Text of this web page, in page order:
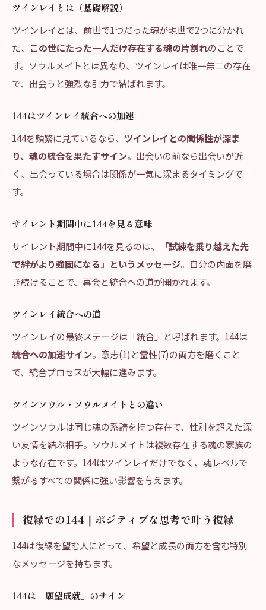
ツインレイとは（基礎解説）
ツインレイとは、前世で1つだった魂が現世で2つに分かれ
た、 この世にたった一人だけ存在する魂の片割れのことで
す。ソウルメイトとは異なり、ツインレイは唯一無二の存在
で、出会うと強烈な引力で結ばれます。
144はツインレイ統合への加速
144を頻繁に見ているなら、 ツインレイとの関係性が深ま
り、魂の統合を果たすサイン。出会いの前なら出会いが近
く、出会っている場合は関係が一気に深まるタイミングで
す。
サイレント期間中に144を見る意味
サイレント期間中に144を見るのは、
「試練を乗り越えた先
で絆がより強固になる」というメッセージ。自分の内面を磨
き続けることで、再会と統合への道が開かれます。
ツインレイ統合への道
ツインレイの最終ステージは「統合」と呼ばれます。144は
統合への加速サイン。意志(1)と霊性(7)の両方を磨くこと
で、統合プロセスが大幅に進みます。
ツインソウル・ソウルメイトとの違い
ツインソウルは同じ魂の系譜を持つ存在で、性別を超えた深
い友情を結ぶ相手。ソウルメイトは複数存在する魂の家族の
ような存在です。144はツインレイだけでなく、魂レベルで
繋がるすべての関係に強い影響を与えます。
復縁での144｜ポジティブな思考で叶う復縁
144は復縁を望む人にとって、希望と成長の両方を含む特別
なメッセージを持ちます。
144は「願望成就」のサイン